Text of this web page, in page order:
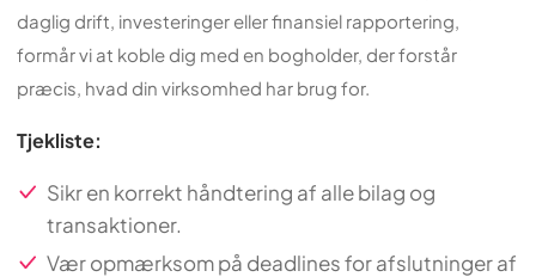
daglig drift, investeringer eller finansiel rapportering,
formår vi at koble dig med en bogholder, der forstår
præcis, hvad din virksomhed har brug for.
Tjekliste:
Sikr en korrekt håndtering af alle bilag og
transaktioner.
Vær opmærksom på deadlines for afslutninger af